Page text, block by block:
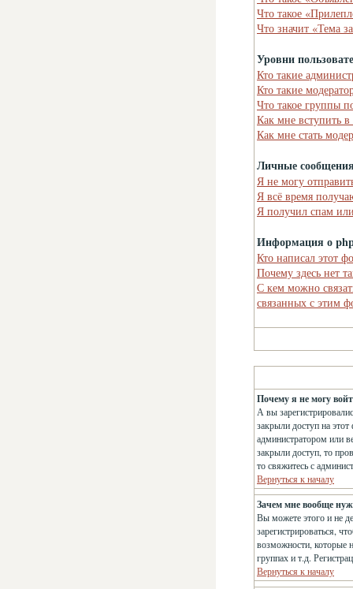
Что такое
Что значит «Тема
Уровни
Кто такие
Кто такие
Что такое группы
Как мне вступить в
Как мне стать
Личные
Я не могу
Я всё время
Я получил спам
Информация о
Кто написал этот
Почему здесь нет
С кем можно
связанных с этим
Почему я не могу
А вы
закрыли доступ на
администратором или
закрыли доступ, то
то свяжитесь с
Вернуться к началу
Зачем мне вообще
Вы можете этого и не
зарегистрироваться,
возможности, которые
группах и т.д.
Вернуться к началу